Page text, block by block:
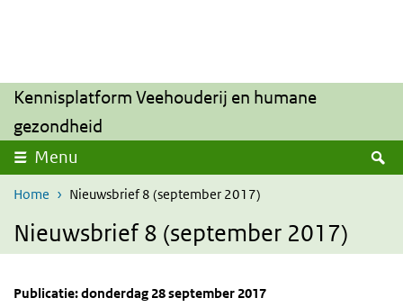
Kennisplatform Veehouderij en humane
gezondheid
Menu
Home Nieuwsbrief 8 (september 2017)
Nieuwsbrief 8 (september 2017)
Publicatie: donderdag 28 september 2017